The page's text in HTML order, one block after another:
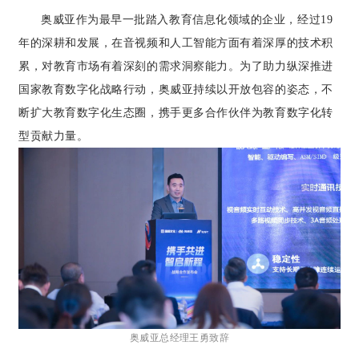
奥威亚作为最早一批踏入教育信息化领域的企业，经过19
年的深耕和发展，在音视频和人工智能方面有着深厚的技术积
累，对教育市场有着深刻的需求洞察能力。为了助力纵深推进
国家教育数字化战略行动，奥威亚持续以开放包容的姿态，不
断扩大教育数字化生态圈，携手更多合作伙伴为教育数字化转
型贡献力量。
奥威亚总经理王勇致辞